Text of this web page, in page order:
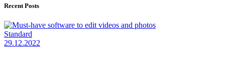
Recent Posts
Standard
29.12.2022